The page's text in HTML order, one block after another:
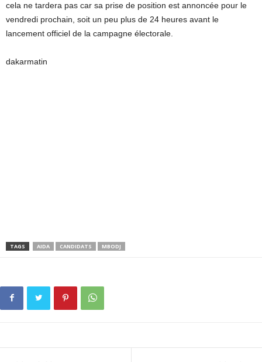
cela ne tardera pas car sa prise de position est annoncée pour le
vendredi prochain, soit un peu plus de 24 heures avant le
lancement officiel de la campagne électorale.
dakarmatin
TAGS AIDA CANDIDATS MBODJ